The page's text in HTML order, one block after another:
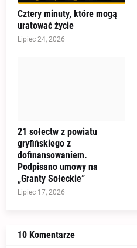
Cztery minuty, które mogą
uratować życie
Lipiec 24, 2026
21 sołectw z powiatu
gryfińskiego z
dofinansowaniem.
Podpisano umowy na
„Granty Sołeckie”
Lipiec 17, 2026
10 Komentarze